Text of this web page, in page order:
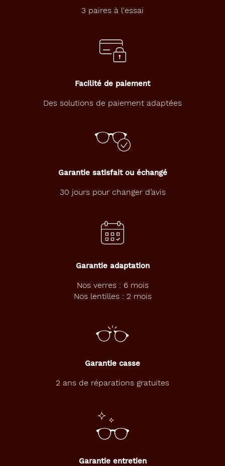
3 paires à l'essai
Facilité de paiement
Des solutions de paiement adaptées
Garantie satisfait ou échangé
30 jours pour changer d’avis
Garantie adaptation
Nos verres : 6 mois
Nos lentilles : 2 mois
Garantie casse
2 ans de réparations gratuites
Garantie entretien